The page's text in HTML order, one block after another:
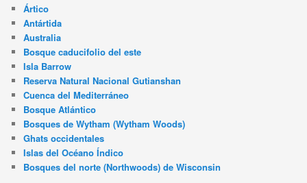
Ártico
Antártida
Australia
Bosque caducifolio del este
Isla Barrow
Reserva Natural Nacional Gutianshan
Cuenca del Mediterráneo
Bosque Atlántico
Bosques de Wytham (Wytham Woods)
Ghats occidentales
Islas del Océano Índico
Bosques del norte (Northwoods) de Wisconsin